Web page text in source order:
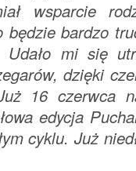
wsparcie
bardzo
mi się
dzięki
16 czerwca
edycja
cyklu. Już